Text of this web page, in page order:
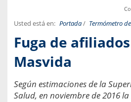
Usted está en: Portada/ Termómetro
Fuga de
Masvida
Según estimaciones de la
Salud, en noviembre de 2016